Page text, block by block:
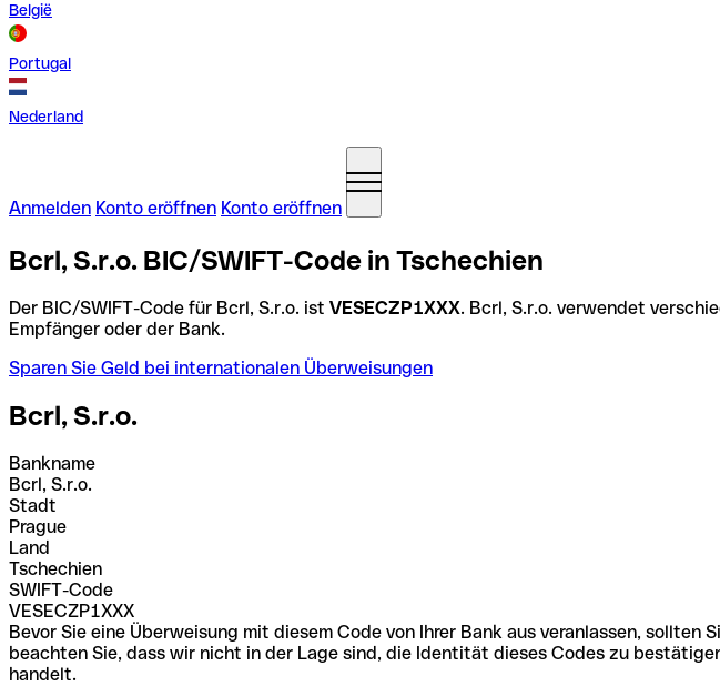
België
Portugal
Nederland
Anmelden Konto eröffnen Konto eröffnen
Bcrl, S.r.o. BIC/SWIFT-Code in Tschechien
Der BIC/SWIFT-Code für Bcrl, S.r.o. ist VESECZP1XXX. Bcrl, S.r.o. verwendet
Empfänger oder der Bank.
Sparen Sie Geld bei internationalen Überweisungen
Bcrl, S.r.o.
Bankname
Bcrl, S.r.o.
Stadt
Prague
Land
Tschechien
SWIFT-Code
VESECZP1XXX
Bevor Sie eine Überweisung mit diesem Code von Ihrer Bank aus veranlassen,
beachten Sie, dass wir nicht in der Lage sind, die Identität dieses Codes zu
handelt.